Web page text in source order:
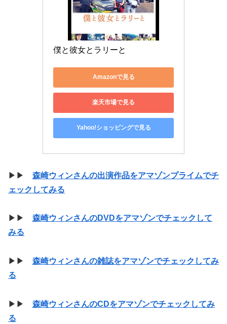
僕と彼女とラリーと
Amazonで見る
楽天市場で見る
Yahoo!ショッピングで見る
▶▶ 森崎ウィンさんの出演作品をアマゾンプライムでチ
ェックしてみる
▶▶ 森崎ウィンさんのDVDをアマゾンでチェックして
みる
▶▶ 森崎ウィンさんの雑誌をアマゾンでチェックしてみ
る
▶▶ 森崎ウィンさんのCDをアマゾンでチェックしてみ
る